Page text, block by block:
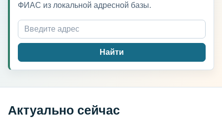
ФИАС из локальной адресной базы.
Найти
Актуально сейчас